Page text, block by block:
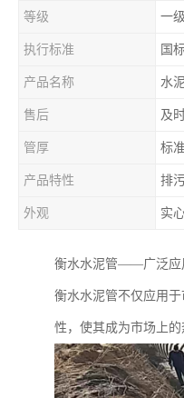
等级 一级
执行标准 国
产品名称 水
售后 及
管厚 标
产品特性 排
外观 实
衡水水泥管——广泛应
衡水水泥管不仅应用
性，使其成为市场上的